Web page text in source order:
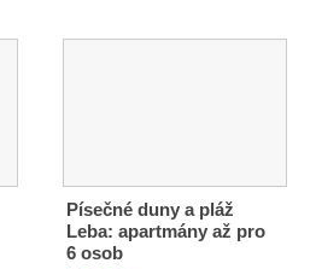
Písečné duny a pláž
Leba: apartmány až pro
6 osob